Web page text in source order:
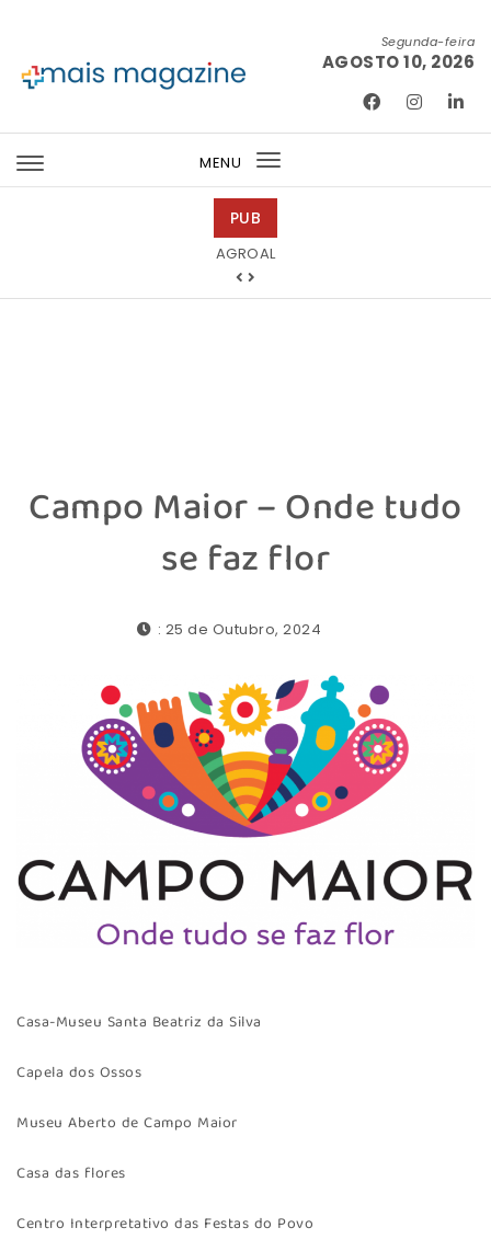
Segunda-feira
AGOSTO 10, 2026
MENU
Toggle
PUB
AGROAL
Tintas 2000
Campo Maior – Onde tudo
se faz flor
: 25 de Outubro, 2024
Casa-Museu Santa Beatriz da Silva
Capela dos Ossos
Museu Aberto de Campo Maior
Casa das flores
Centro Interpretativo das Festas do Povo